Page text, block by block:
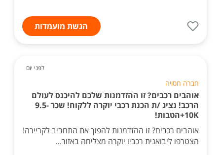
הגשת מועמדות
לפני יום
חברה חסויה
אוהבים רכבים? זו ההזדמנות שלכם להיכנס לעולם
הרכב! נציג /ת הכנת רכבי יוקרה ללקוח! שכר 9.5-
10K+הטבות!
אוהבים רכבים? זו ההזדמנות להפוך את התחביב לקריירה!
הצטרפו ליבואנית רכביו יוקרה מצליחה באזור...